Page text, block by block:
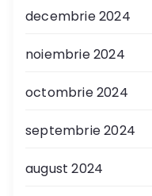
decembrie 2024
noiembrie 2024
octombrie 2024
septembrie 2024
august 2024